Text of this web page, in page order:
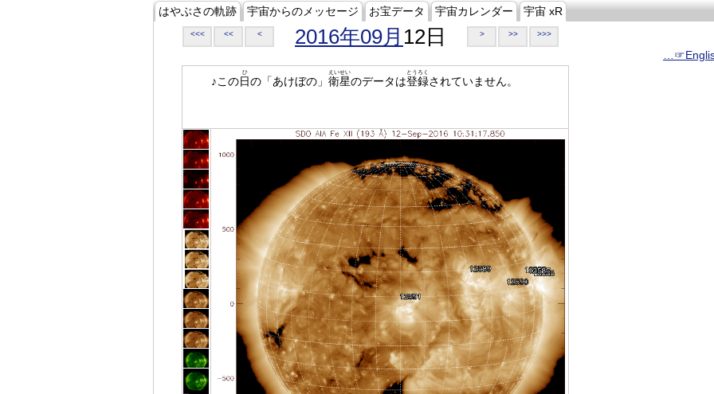
はやぶさの軌跡 宇宙からのメッセージ お宝データ 宇宙カレンダー 宇宙 xR
<<< << < 2016年09月 12日 > >> >>>
♪この日
ひ
の「あけぼの」 衛星
えいせい
のデータは登録
とうろく
されていません。